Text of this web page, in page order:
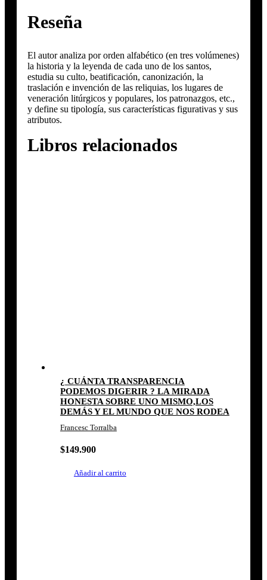
Reseña
El autor analiza por orden alfabético (en tres volúmenes)
la historia y la leyenda de cada uno de los santos,
estudia su culto, beatificación, canonización, la
traslación e invención de las reliquias, los lugares de
veneración litúrgicos y populares, los patronazgos, etc.,
y define su tipología, sus características figurativas y sus
atributos.
Libros relacionados
¿ CUÁNTA TRANSPARENCIA
PODEMOS DIGERIR ? LA MIRADA
HONESTA SOBRE UNO MISMO,LOS
DEMÁS Y EL MUNDO QUE NOS RODEA
Francesc Torralba
$149.900
Añadir al carrito